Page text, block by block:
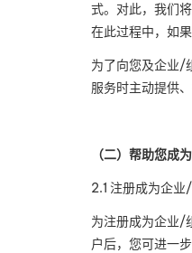
式。对此，我们
在此过程中，如
为了向您及企业/
服务时主动提供
（二）帮助您成
2.1 注册成为企业/
为注册成为企业/
户后，您可进一